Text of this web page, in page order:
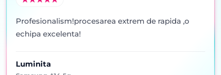
Profesionalism!procesarea extrem de rapida ,o
echipa excelenta!
Luminita